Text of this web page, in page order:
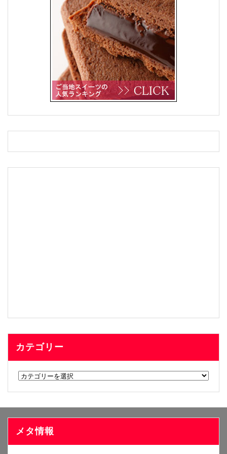
カテゴリー
カ
リ
ー
メタ情報